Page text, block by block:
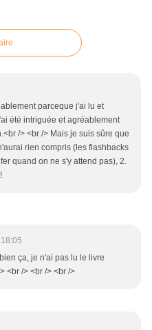
parceque j'ai lu et
été intriguée et agréablement
/> <br /> Mais je suis sûre que
rien compris (les flashbacks
quand on ne s'y attend pas), 2.
ça, je n'ai pas lu le livre
<br /> <br /> <br />